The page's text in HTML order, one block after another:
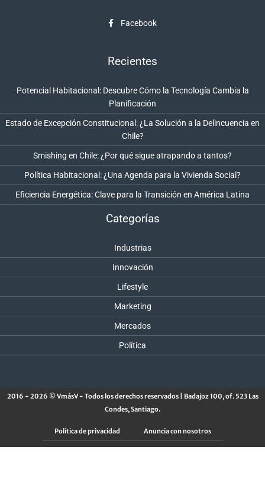
Facebook
Recientes
Potencial Habitacional: Descubre Cómo la Tecnología Cambia la
Planificación
Estado de Excepción Constitucional: ¿La Solución a la Delincuencia en
Chile?
Smishing en Chile: ¿Por qué sigue atrapando a tantos?
Política Habitacional: ¿Una Agenda para la Vivienda Social?
Eficiencia Energética: Clave para la Transición en América Latina
Categorías
Industrias
Innovación
Lifestyle
Marketing
Mercados
Política
2016 - 2026 © VmásV - Todos los derechos reservados | Badajoz 100, of. 523 Las
Condes, Santiago.
Política de privacidad Anuncia con nosotros